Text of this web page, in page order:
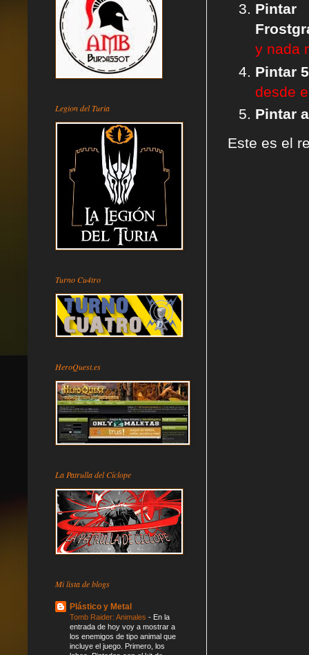
y nada
Pintar
desde
Pintar
Este es el
Legion del Turia
Turno Cu4tro
HeroQuest.es
La Patrulla del Cíclope
Mi lista de blogs
Plástico y Metal
Tomb Raider: Animales - En la
entrada de hoy voy a mostrar a
los enemigos de tipo animal que
incluye el juego. Primero, los